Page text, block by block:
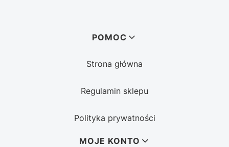
POMOC
Strona główna
Regulamin sklepu
Polityka prywatności
MOJE KONTO